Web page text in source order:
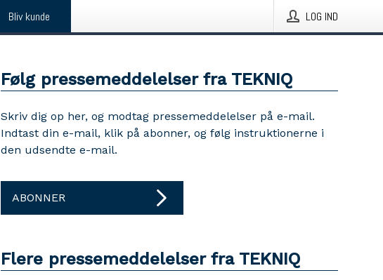
Bliv kunde LOG IND
Følg pressemeddelelser fra TEKNIQ
Skriv dig op her, og modtag pressemeddelelser på e-mail.
Indtast din e-mail, klik på abonner, og følg instruktionerne i
den udsendte e-mail.
ABONNER
Flere pressemeddelelser fra TEKNIQ